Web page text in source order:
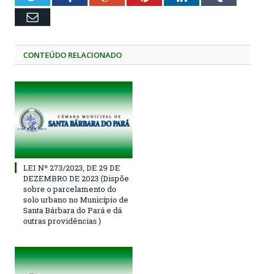
Email
CONTEÚDO RELACIONADO
LEI Nº 273/2023, DE 29 DE
DEZEMBRO DE 2023 (Dispõe
sobre o parcelamento do
solo urbano no Município de
Santa Bárbara do Pará e dá
outras providências )